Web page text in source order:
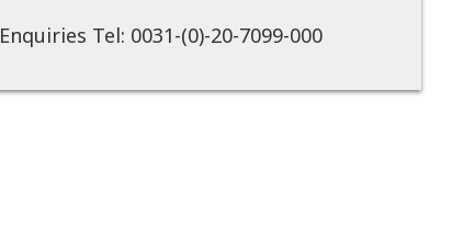
Enquiries Tel: 0031-(0)-20-7099-000